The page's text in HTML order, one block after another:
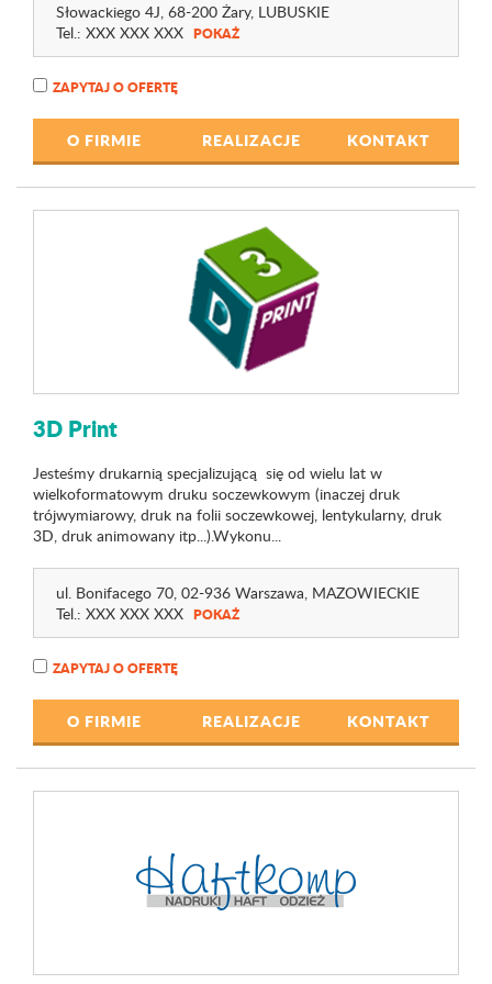
Słowackiego 4J, 68-200 Żary, LUBUSKIE
Tel.: XXX XXX XXX POKAŻ
ZAPYTAJ O OFERTĘ
O FIRMIE REALIZACJE KONTAKT
3D Print
Jesteśmy drukarnią specjalizującą się od wielu lat w
wielkoformatowym druku soczewkowym (inaczej druk
trójwymiarowy, druk na folii soczewkowej, lentykularny, druk
3D, druk animowany itp...).Wykonu...
ul. Bonifacego 70, 02-936 Warszawa, MAZOWIECKIE
Tel.: XXX XXX XXX POKAŻ
ZAPYTAJ O OFERTĘ
O FIRMIE REALIZACJE KONTAKT